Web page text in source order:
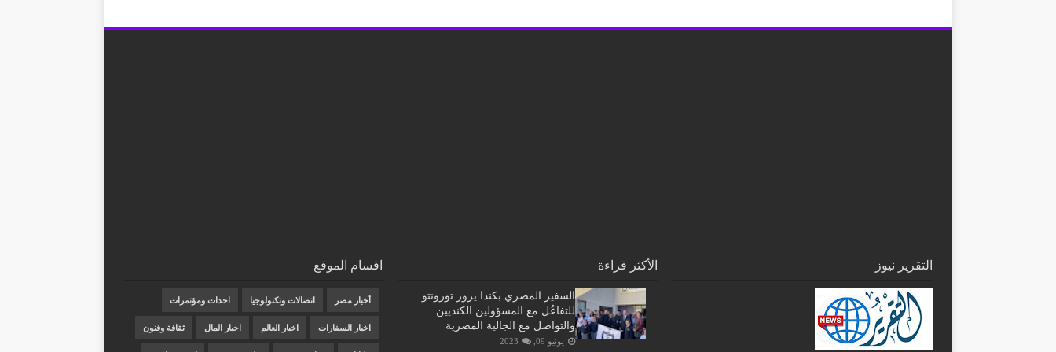
التقرير نيوز الأكثر قراءة
السفير المصري بكندا يزور تورونتو
للتفاعُل مع المسؤولين الكنديين
والتواصل مع الجالية المصرية
يونيو 09, 2023
اقسام الموقع
أخبار مصر اتصالات وتكنولوجيا احداث ومؤتمرات
اخبار السفارات اخبار العالم اخبار المال ثقافة وفنون